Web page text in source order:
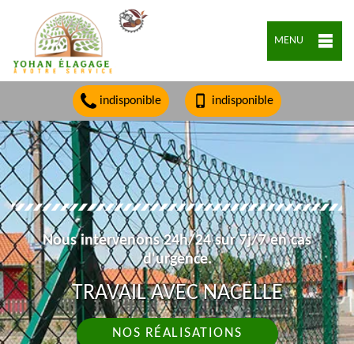
MENU
indisponible indisponible
Nous intervenons 24h/24 sur 7j/7 en cas
d'urgence.
TRAVAIL AVEC NACELLE
NOS RÉALISATIONS